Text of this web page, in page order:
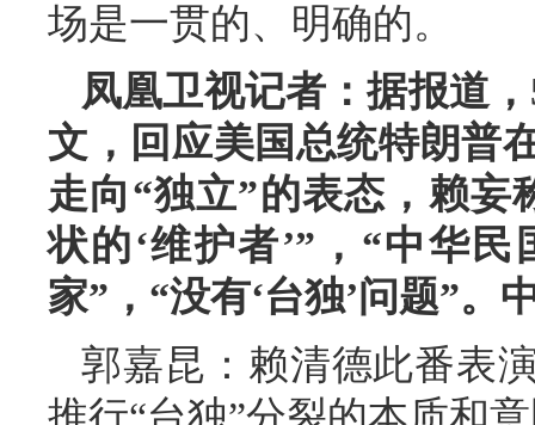
场是一贯的、明确的。
凤凰卫视记者：据报道
文，回应美国总统特朗普
走向“独立”的表态，赖妄
状的‘维护者’”，“中华
家”，“没有‘台独’问题”。
郭嘉昆：赖清德此番表